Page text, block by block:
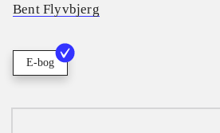
Bent Flyvbjerg
E-bog